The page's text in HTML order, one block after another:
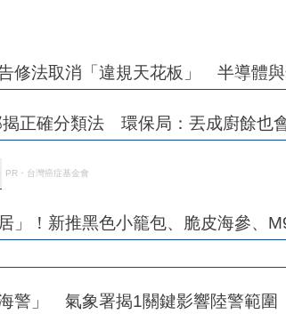
修法取消「違規天花板」 半導體
正確分類法 環保局：丟成廚餘也
PR・台灣癌症基金會
」！新推黑色小籠包、脆皮海參、
警」 氣象署揭1關鍵影響陸警範圍